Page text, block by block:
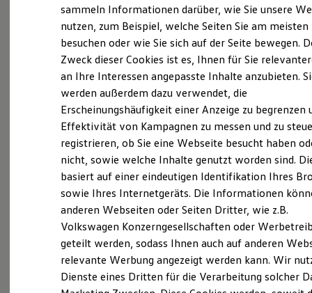
Reichweite
Reichweite der ID. Modelle
Reichweite im Winter
Laden
Laden unterwegs
Laden Zuhause
Ladezeitensimulator
Batterie
Sicherheit
Garantie und Lebensdauer
Nachhaltigkeit
Technologie
Kosten und Kauf
Verbrauchskosten
Kaufoptionen
E-Auto-Förderung
Software und Konnektivität
Die ID. Software 6
ID. Software Versionen und Updates
Digitale Extras
Schnittstellen zu Ihrem ID.
Fahrzeugangebot anfordern
Servicetermin buchen
Serviceanfrage stellen
sammeln Informationen darüber, wie Sie unsere
nutzen, zum Beispiel, welche Seiten Sie am meisten
besuchen oder wie Sie sich auf der Seite bewegen.
Zweck dieser Cookies ist es, Ihnen für Sie
an Ihre Interessen angepasste Inhalte anzubieten.
werden außerdem dazu verwendet, die
Erscheinungshäufigkeit einer Anzeige zu begrenzen
Effektivität von Kampagnen zu messen und zu
registrieren, ob Sie eine Webseite besucht haben
nicht, sowie welche Inhalte genutzt worden sind.
basiert auf einer eindeutigen Identifikation Ihres
sowie Ihres Internetgeräts. Die Informationen
anderen Webseiten oder Seiten Dritter, wie z.B.
Volkswagen Konzerngesellschaften oder
geteilt werden, sodass Ihnen auch auf anderen
relevante Werbung angezeigt werden kann. Wir
Dienste eines Dritten für die Verarbeitung solcher